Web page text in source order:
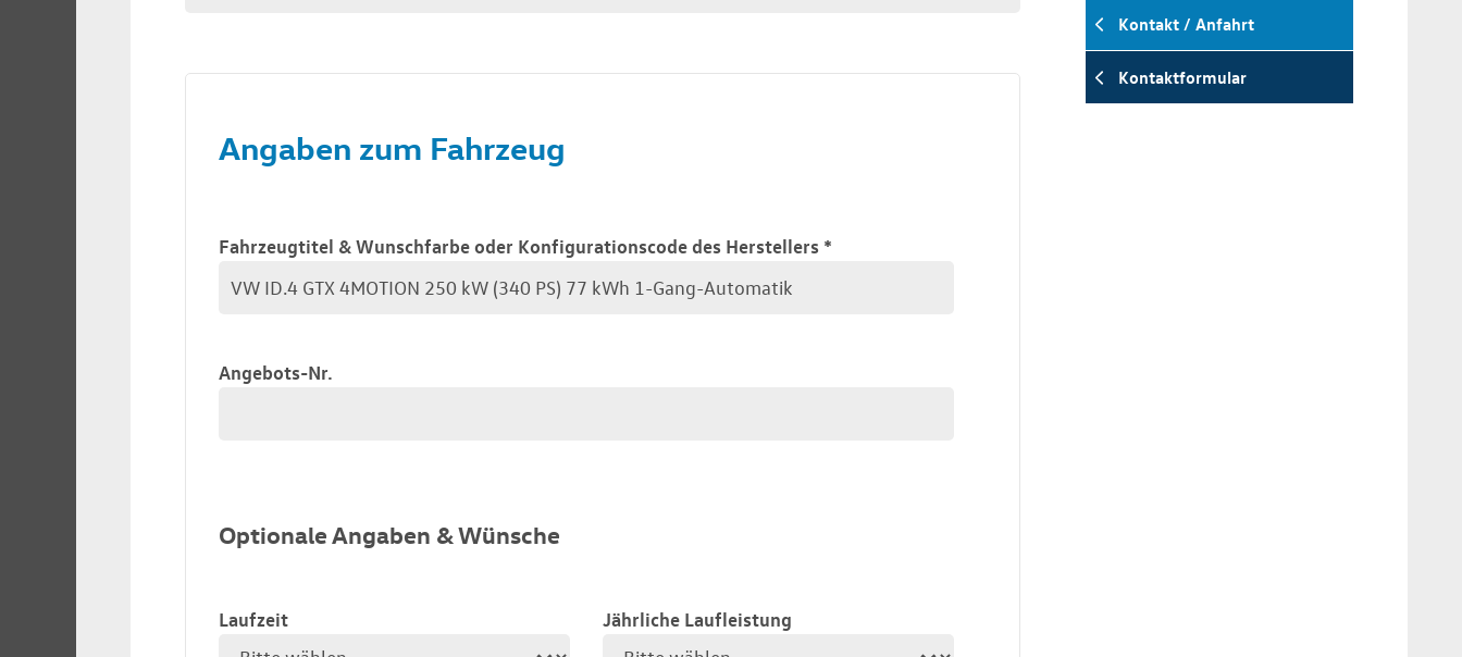
Angaben zum Fahrzeug
Fahrzeugtitel & Wunschfarbe oder Konfigurationscode des Herstellers *
Angebots-Nr.
Optionale Angaben & Wünsche
Laufzeit Jährliche Laufleistung
Kontakt / Anfahrt
Kontaktformular